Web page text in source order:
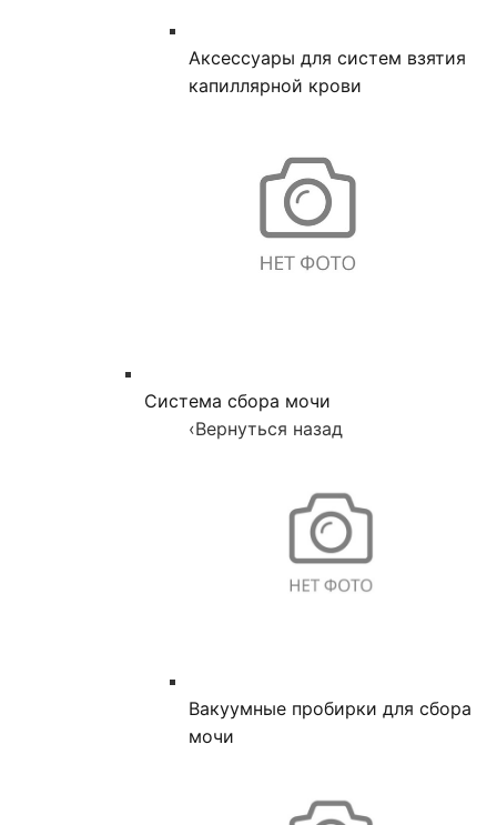
Аксессуары для систем взятия
капиллярной крови
Система сбора мочи
‹Вернуться назад
Вакуумные пробирки для сбора
мочи